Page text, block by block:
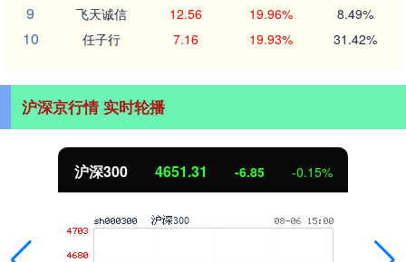
9 飞天诚信 12.56 19.96% 8.49%
10 任子行 7.16 19.93% 31.42%
沪深京行情 实时轮播
沪深300 4651.31 -6.85 -0.15%